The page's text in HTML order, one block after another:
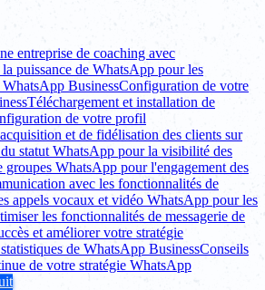
entreprise de coaching avec
puissance de WhatsApp pour les
WhatsApp BusinessConfiguration de votre
Téléchargement et installation de
de votre profil
et de fidélisation des clients sur
statut WhatsApp pour la visibilité des
WhatsApp pour l'engagement des
avec les fonctionnalités de
appels vocaux et vidéo WhatsApp pour les
les fonctionnalités de messagerie de
et améliorer votre stratégie
de WhatsApp BusinessConseils
de votre stratégie WhatsApp